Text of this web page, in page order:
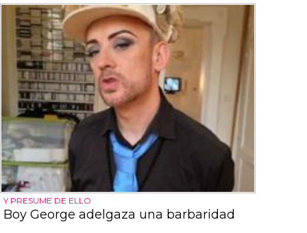
Y PRESUME DE ELLO
Boy George adelgaza una barbaridad